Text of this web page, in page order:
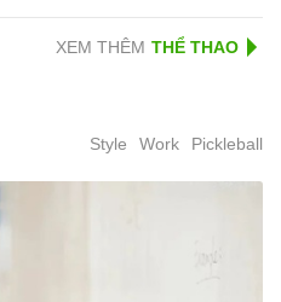
XEM THÊM
Style Work Pickleball